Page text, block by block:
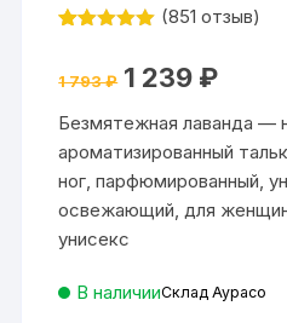
на основе
пользовател
я
(851 отзыв)
1 793₽ Первоначальная
цена
1
793 ₽.
1 239 ₽Текущая
239 ₽.
Безмятежная лаванда —
ароматизированный
ног, парфюмированный,
освежающий, для
унисекс
В наличииСклад Аурасо